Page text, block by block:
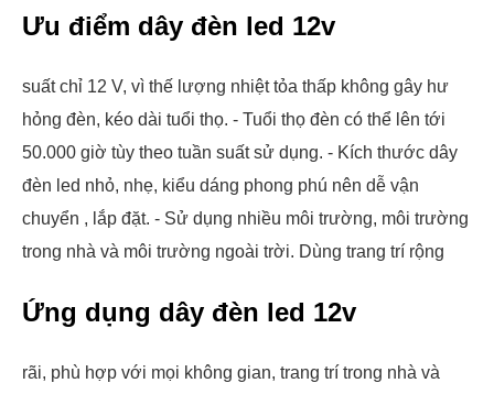
Ưu điểm dây đèn led 12v
suất chỉ 12 V, vì thế lượng nhiệt tỏa thấp không gây hư
hỏng đèn, kéo dài tuổi thọ. - Tuổi thọ đèn có thể lên tới
50.000 giờ tùy theo tuần suất sử dụng. - Kích thước dây
đèn led nhỏ, nhẹ, kiểu dáng phong phú nên dễ vận
chuyển , lắp đặt. - Sử dụng nhiều môi trường, môi trường
trong nhà và môi trường ngoài trời.
Ứng dụng dây đèn led 12v
Dùng trang trí rộng
rãi, phù hợp với mọi không gian, trang trí trong nhà và